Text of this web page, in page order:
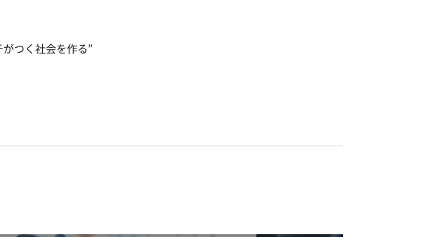
つく社会を作る”